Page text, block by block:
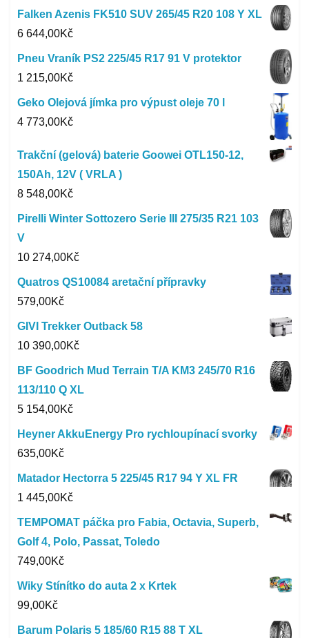
Falken Azenis FK510 SUV 265/45 R20 108 Y XL
6 644,00Kč
Pneu Vraník PS2 225/45 R17 91 V protektor
1 215,00Kč
Geko Olejová jímka pro výpust oleje 70 l
4 773,00Kč
Trakční (gelová) baterie Goowei OTL150-12,
150Ah, 12V ( VRLA )
8 548,00Kč
Pirelli Winter Sottozero Serie III 275/35 R21 103
V
10 274,00Kč
Quatros QS10084 aretační přípravky
579,00Kč
GIVI Trekker Outback 58
10 390,00Kč
BF Goodrich Mud Terrain T/A KM3 245/70 R16
113/110 Q XL
5 154,00Kč
Heyner AkkuEnergy Pro rychloupínací svorky
635,00Kč
Matador Hectorra 5 225/45 R17 94 Y XL FR
1 445,00Kč
TEMPOMAT páčka pro Fabia, Octavia, Superb,
Golf 4, Polo, Passat, Toledo
749,00Kč
Wiky Stínítko do auta 2 x Krtek
99,00Kč
Barum Polaris 5 185/60 R15 88 T XL